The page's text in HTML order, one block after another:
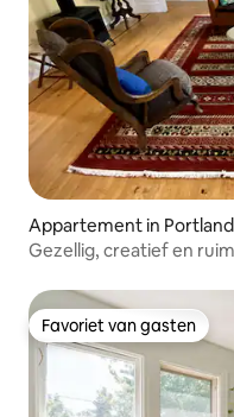
Appartement in Portland
Gezellig, creatief en
Favoriet van gasten
Favoriet van gasten